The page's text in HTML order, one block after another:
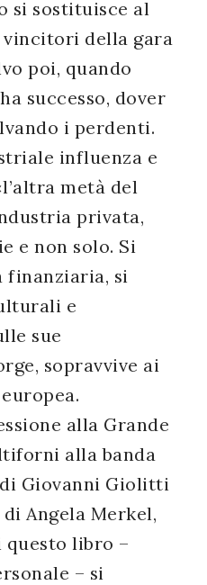
si sostituisce al
della gara
poi, quando
successo, dover
i perdenti.
influenza e
metà del
privata,
e non solo. Si
si
e
sue
sopravvive ai
alla Grande
alla banda
Giovanni Giolitti
Angela Merkel,
libro –
– si